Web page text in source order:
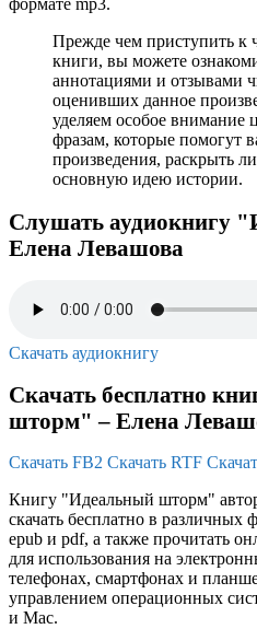
формате mp3.
Прежде чем приступить к
книги, вы можете
аннотациями и отзывами
оценивших данное
уделяем особое
фразам, которые помогут
произведения, раскрыть
основную идею истории.
Слушать аудиокнигу
Елена Левашова
Скачать аудиокнигу
Скачать бесплатно
шторм" – Елена
Скачать FB2 Скачать RTF
Книгу "Идеальный шторм"
скачать бесплатно в различных
epub и pdf, а также прочитать
для использования на
телефонах, смартфонах и
управлением операционных
и Mac.